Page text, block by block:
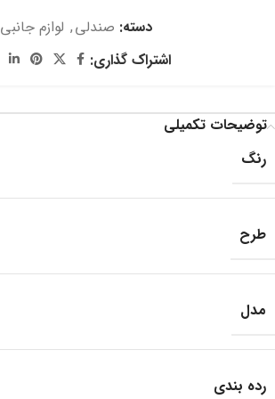
دسته: صندلی, لوازم جانبی
اشتراک گذاری:
توضیحات تکمیلی
رنگ
طرح
مدل
رده بندی